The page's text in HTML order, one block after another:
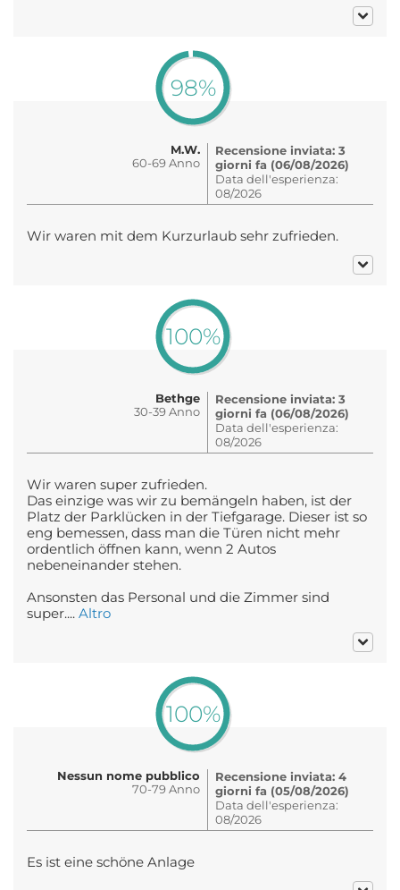
98%
M.W.
60-69 Anno
Recensione inviata: 3
giorni fa (06/08/2026)
Data dell'esperienza:
08/2026
Wir waren mit dem Kurzurlaub sehr zufrieden.
100%
Bethge
30-39 Anno
Recensione inviata: 3
giorni fa (06/08/2026)
Data dell'esperienza:
08/2026
Wir waren super zufrieden.
Das einzige was wir zu bemängeln haben, ist der
Platz der Parklücken in der Tiefgarage. Dieser ist so
eng bemessen, dass man die Türen nicht mehr
ordentlich öffnen kann, wenn 2 Autos
nebeneinander stehen.
Ansonsten das Personal und die Zimmer sind
super.... Altro
100%
Nessun nome pubblico
70-79 Anno
Recensione inviata: 4
giorni fa (05/08/2026)
Data dell'esperienza:
08/2026
Es ist eine schöne Anlage